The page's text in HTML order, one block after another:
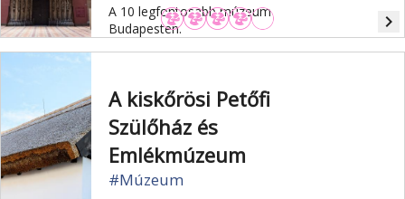
A 10 legfontosabb múzeum
Budapesten.
navigate_next
A kiskőrösi Petőfi
Szülőház és
Emlékmúzeum
#Múzeum